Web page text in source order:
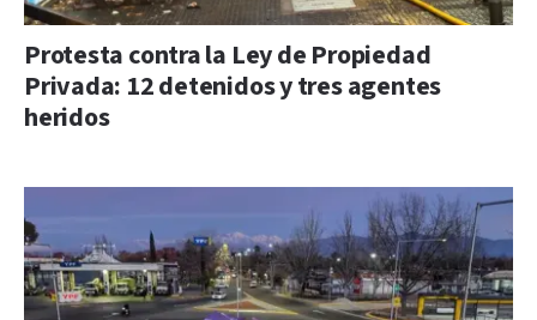
Protesta contra la Ley de Propiedad
Privada: 12 detenidos y tres agentes
heridos